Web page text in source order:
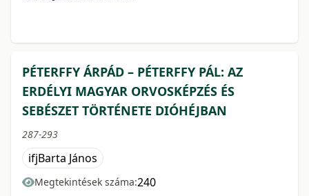
PÉTERFFY ÁRPÁD – PÉTERFFY PÁL: AZ
ERDÉLYI MAGYAR ORVOSKÉPZÉS ÉS
SEBÉSZET TÖRTÉNETE DIÓHÉJBAN
287-293
ifjBarta János
Megtekintések száma:240